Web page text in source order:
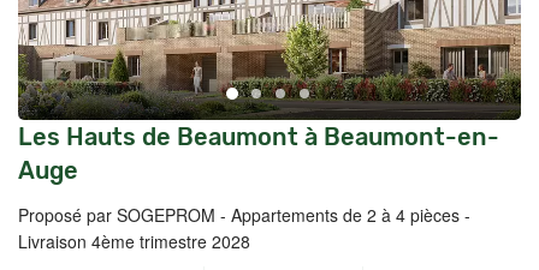
Les Hauts de Beaumont à Beaumont-en-
Auge
Proposé par SOGEPROM - Appartements de 2 à 4 pièces -
Livraison 4ème trimestre 2028